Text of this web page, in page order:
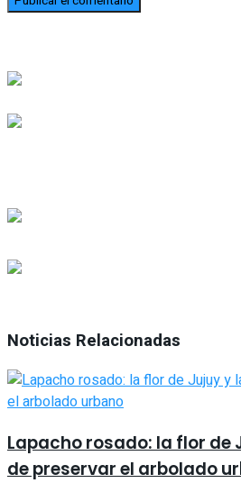
Noticias Relacionadas
Lapacho rosado: la flor de
de preservar el arbolado